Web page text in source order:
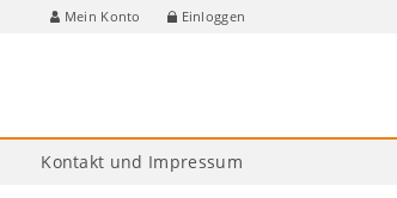
Mein Konto Einloggen
Kontakt und Impressum